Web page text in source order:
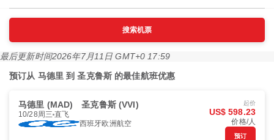
搜索机票
最后更新时间2026年7月11日 GMT+0 17:59
预订从 马德里 到 圣克鲁斯 的最佳航班优惠
马德里 (MAD) 圣克鲁斯 (VVI)
10/28周三 直飞
西班牙欧洲航空
起价
US$ 598.23
价格/人
预订